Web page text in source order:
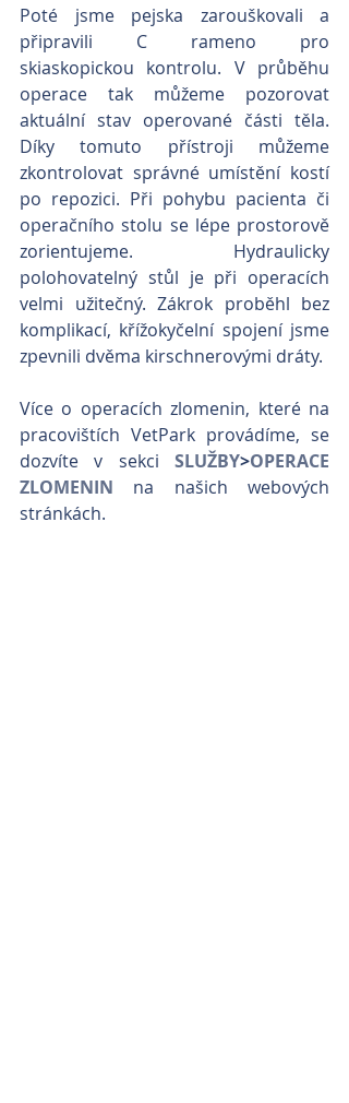
Poté jsme pejska zarouškovali a
připravili C rameno pro
skiaskopickou kontrolu. V průběhu
operace tak můžeme pozorovat
aktuální stav operované části těla.
Díky tomuto přístroji můžeme
zkontrolovat správné umístění kostí
po repozici. Při pohybu pacienta či
operačního stolu se lépe prostorově
zorientujeme. Hydraulicky
polohovatelný stůl je při operacích
velmi užitečný. Zákrok proběhl bez
komplikací, křížokyčelní spojení jsme
zpevnili dvěma kirschnerovými dráty.
Více o operacích zlomenin, které na
pracovištích VetPark provádíme, se
dozvíte v sekci SLUŽBY>OPERACE
ZLOMENIN na našich webových
stránkách.